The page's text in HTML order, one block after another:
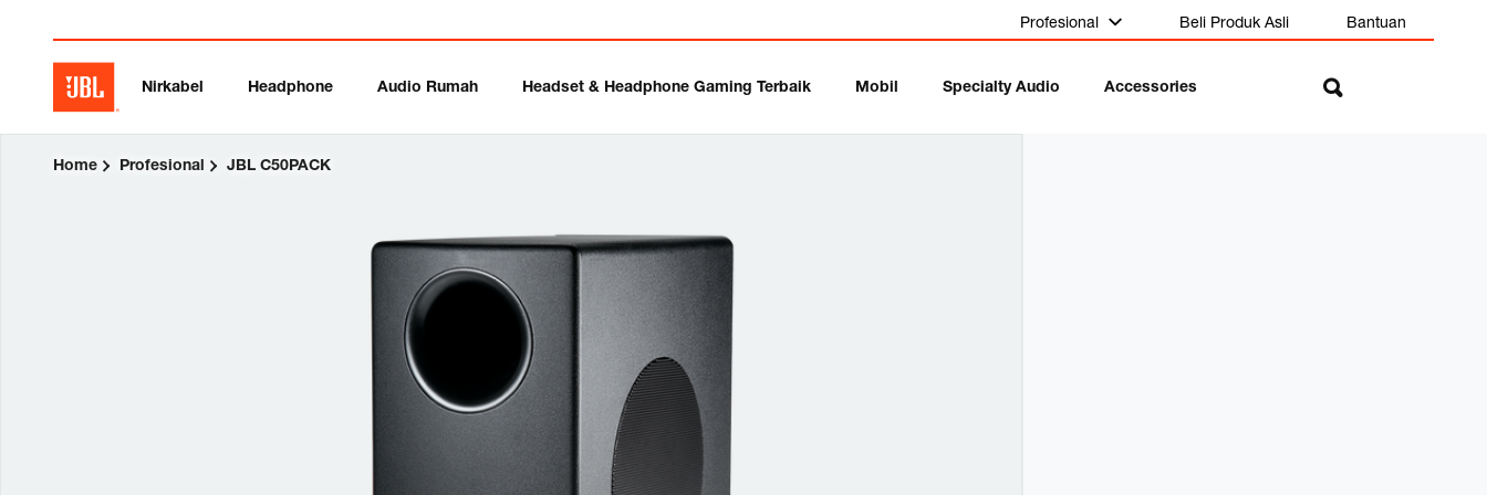
Profesional Beli Produk Asli Bantuan
Nirkabel Headphone Audio Rumah Headset & Headphone Gaming Terbaik Mobil Specialty Audio Accessories
Home Profesional JBL C50PACK